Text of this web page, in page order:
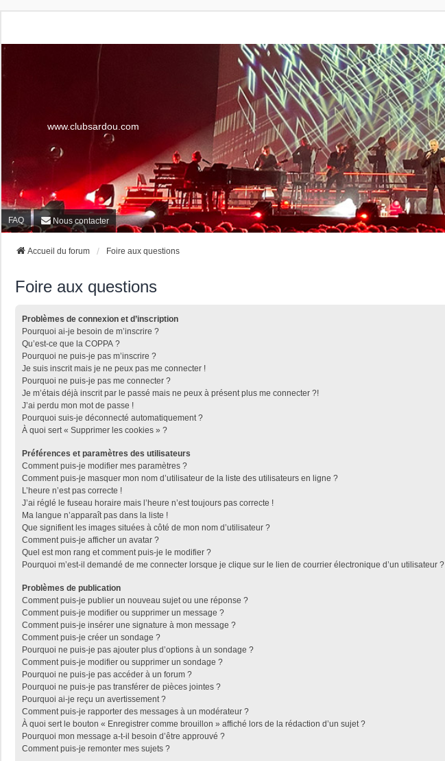
www.clubsardou.com
FAQ Nous contacter
Accueil du forum Foire aux questions
Foire aux questions
Problèmes de connexion et d’inscription
Pourquoi ai-je besoin de m’inscrire ?
Qu’est-ce que la COPPA ?
Pourquoi ne puis-je pas m’inscrire ?
Je suis inscrit mais je ne peux pas me connecter !
Pourquoi ne puis-je pas me connecter ?
Je m’étais déjà inscrit par le passé mais ne peux à présent plus me connecter ?!
J’ai perdu mon mot de passe !
Pourquoi suis-je déconnecté automatiquement ?
À quoi sert « Supprimer les cookies » ?
Préférences et paramètres des utilisateurs
Comment puis-je modifier mes paramètres ?
Comment puis-je masquer mon nom d’utilisateur de la liste des utilisateurs en ligne ?
L’heure n’est pas correcte !
J’ai réglé le fuseau horaire mais l’heure n’est toujours pas correcte !
Ma langue n’apparaît pas dans la liste !
Que signifient les images situées à côté de mon nom d’utilisateur ?
Comment puis-je afficher un avatar ?
Quel est mon rang et comment puis-je le modifier ?
Pourquoi m’est-il demandé de me connecter lorsque je clique sur le lien de courrier électronique d’un utilisateur ?
Problèmes de publication
Comment puis-je publier un nouveau sujet ou une réponse ?
Comment puis-je modifier ou supprimer un message ?
Comment puis-je insérer une signature à mon message ?
Comment puis-je créer un sondage ?
Pourquoi ne puis-je pas ajouter plus d’options à un sondage ?
Comment puis-je modifier ou supprimer un sondage ?
Pourquoi ne puis-je pas accéder à un forum ?
Pourquoi ne puis-je pas transférer de pièces jointes ?
Pourquoi ai-je reçu un avertissement ?
Comment puis-je rapporter des messages à un modérateur ?
À quoi sert le bouton « Enregistrer comme brouillon » affiché lors de la rédaction d’un sujet ?
Pourquoi mon message a-t-il besoin d’être approuvé ?
Comment puis-je remonter mes sujets ?